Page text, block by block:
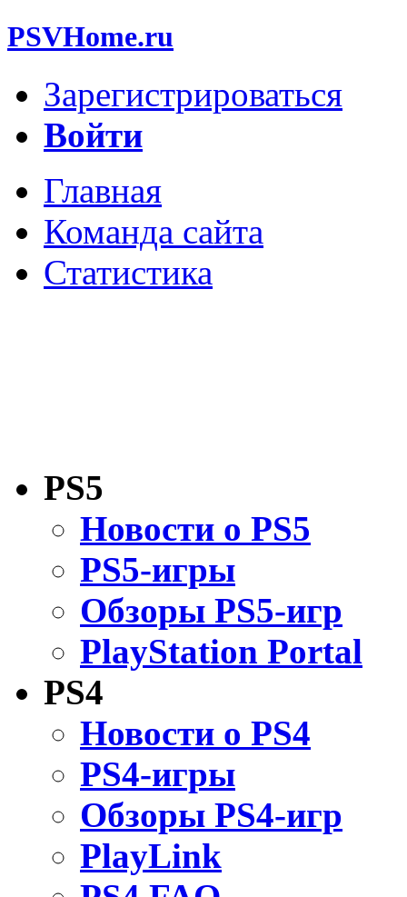
PSVHome.ru
Зарегистрироваться
Войти
Главная
Команда сайта
Статистика
PS5
Новости о PS5
PS5-игры
Обзоры PS5-игр
PlayStation Portal
PS4
Новости о PS4
PS4-игры
Обзоры PS4-игр
PlayLink